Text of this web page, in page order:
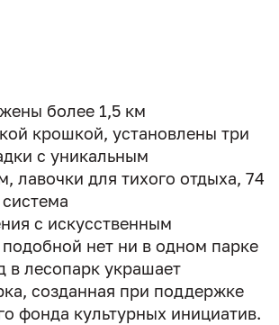
более 1,5 км
крошкой, установлены три
с уникальным
лавочки для тихого отдыха, 74
с искусственным
нет ни в одном парке
в лесопарк украшает
созданная при поддержке
фонда культурных инициатив.